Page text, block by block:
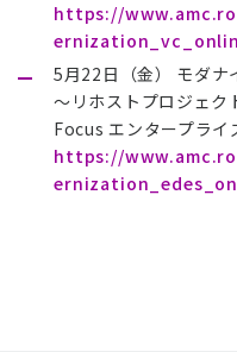
https://
5月22日（金） モダナ
～リホストプロジェ
Focus エンタープライ
https://